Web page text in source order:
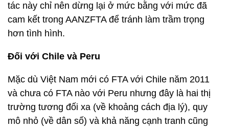
tác này chỉ nên dừng lại ở mức bằng với mức đã
cam kết trong AANZFTA để tránh làm trầm trọng
hơn tình hình.
Đối với Chile và Peru
Mặc dù Việt Nam mới có FTA với Chile năm 2011
và chưa có FTA nào với Peru nhưng đây là hai thị
trường tương đối xa (về khoảng cách địa lý), quy
mô nhỏ (về dân số) và khả năng cạnh tranh cũng